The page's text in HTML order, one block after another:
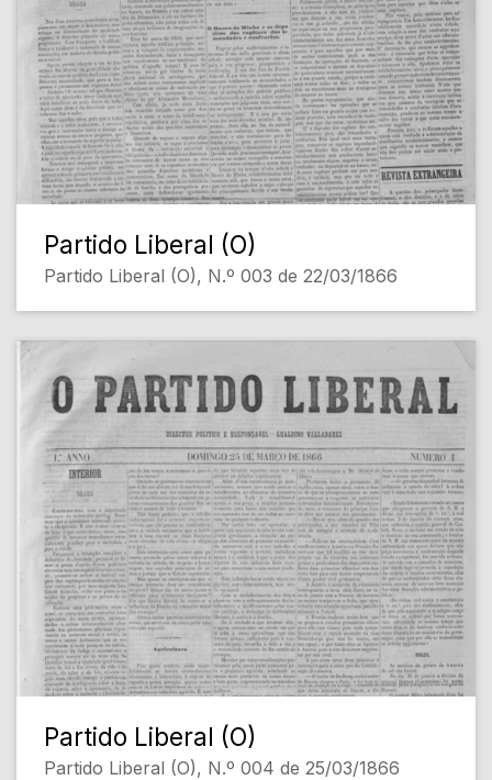
Partido Liberal (O)
Partido Liberal (O), N.º 003 de 22/03/1866
Partido Liberal (O)
Partido Liberal (O), N.º 004 de 25/03/1866